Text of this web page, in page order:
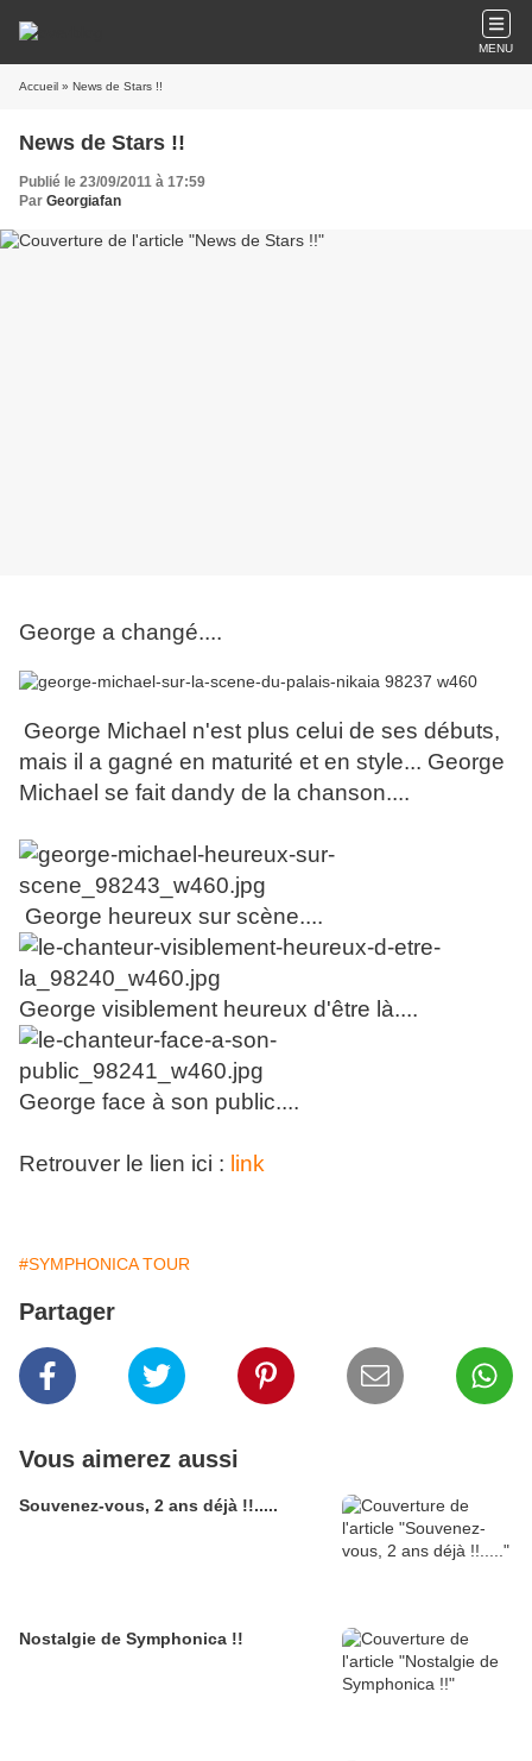
MENU
Accueil » News de Stars !!
News de Stars !!
Publié le 23/09/2011 à 17:59
Par Georgiafan
George a changé....
George Michael n'est plus celui de ses débuts,
mais il a gagné en maturité et en style... George
Michael se fait dandy de la chanson....
George heureux sur scène....
George visiblement heureux d'être là....
George face à son public....
Retrouver le lien ici : link
#SYMPHONICA TOUR
Partager
Vous aimerez aussi
Souvenez-vous, 2 ans déjà !!.....
Nostalgie de Symphonica !!